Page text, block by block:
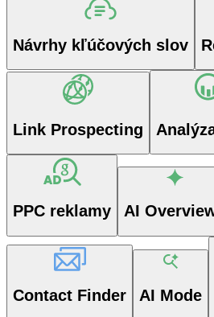
Návrhy kľúčových slov
Link Prospecting
PPC reklamy AI
Contact Finder AI Mode